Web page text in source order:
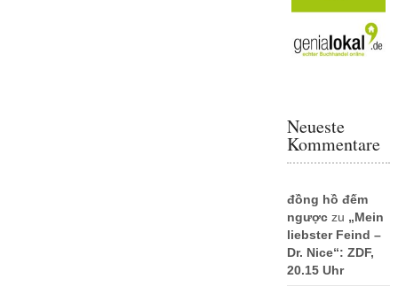
Neueste
Kommentare
đồng hồ đếm
ngượczu „Mein
liebster Feind –
Dr. Nice“: ZDF,
20.15 Uhr